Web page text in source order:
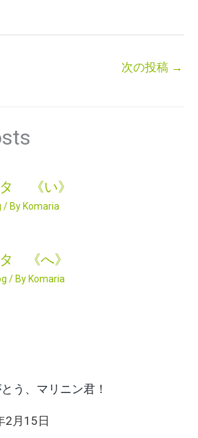
次の投稿 →
《い》
/ By Komaria
タ 《へ》
/ By Komaria
う、マリニン君！
2月15日